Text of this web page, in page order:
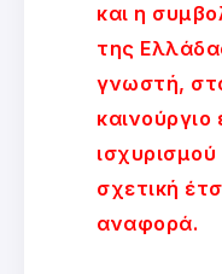
και η
της
γνωστή,
σχετική
αναφορά.